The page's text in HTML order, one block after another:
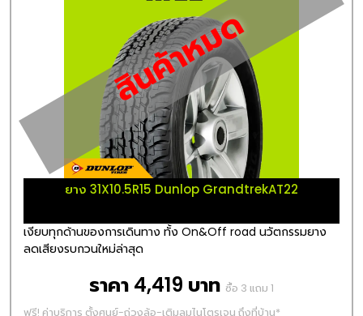
สินค้าหมด
ยาง 31X10.5R15 Dunlop GrandtrekAT22
เงียบทุกด้านของการเดินทาง ทั้ง On&Off road นวัตกรรมยาง
ลดเสียงรบกวนใหม่ล่าสุด
ราคา 4,419 บาท ซื้อ 3 แถม 1
ฟรี! ค่าบริการ ตั้งศูนย์-ถ่วงล้อ-เติมลมไนโตรเจน ถึงที่บ้าน*